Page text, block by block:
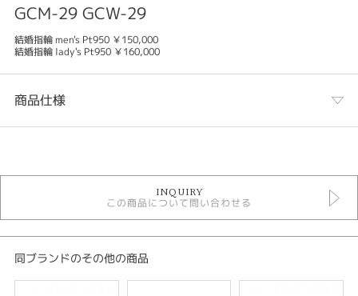
GCM-29 GCW-29
結婚指輪 men's Pt950 ￥150,000
結婚指輪 lady's Pt950 ￥160,000
商品仕様
ORIGINAL 結婚指輪
性別
INQUIRY
この商品について問い合わせる
同ブランドのその他の商品